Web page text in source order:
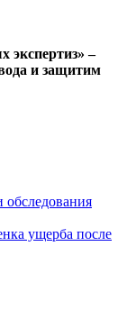
экспертиз» –
и защитим
обследования
ущерба после